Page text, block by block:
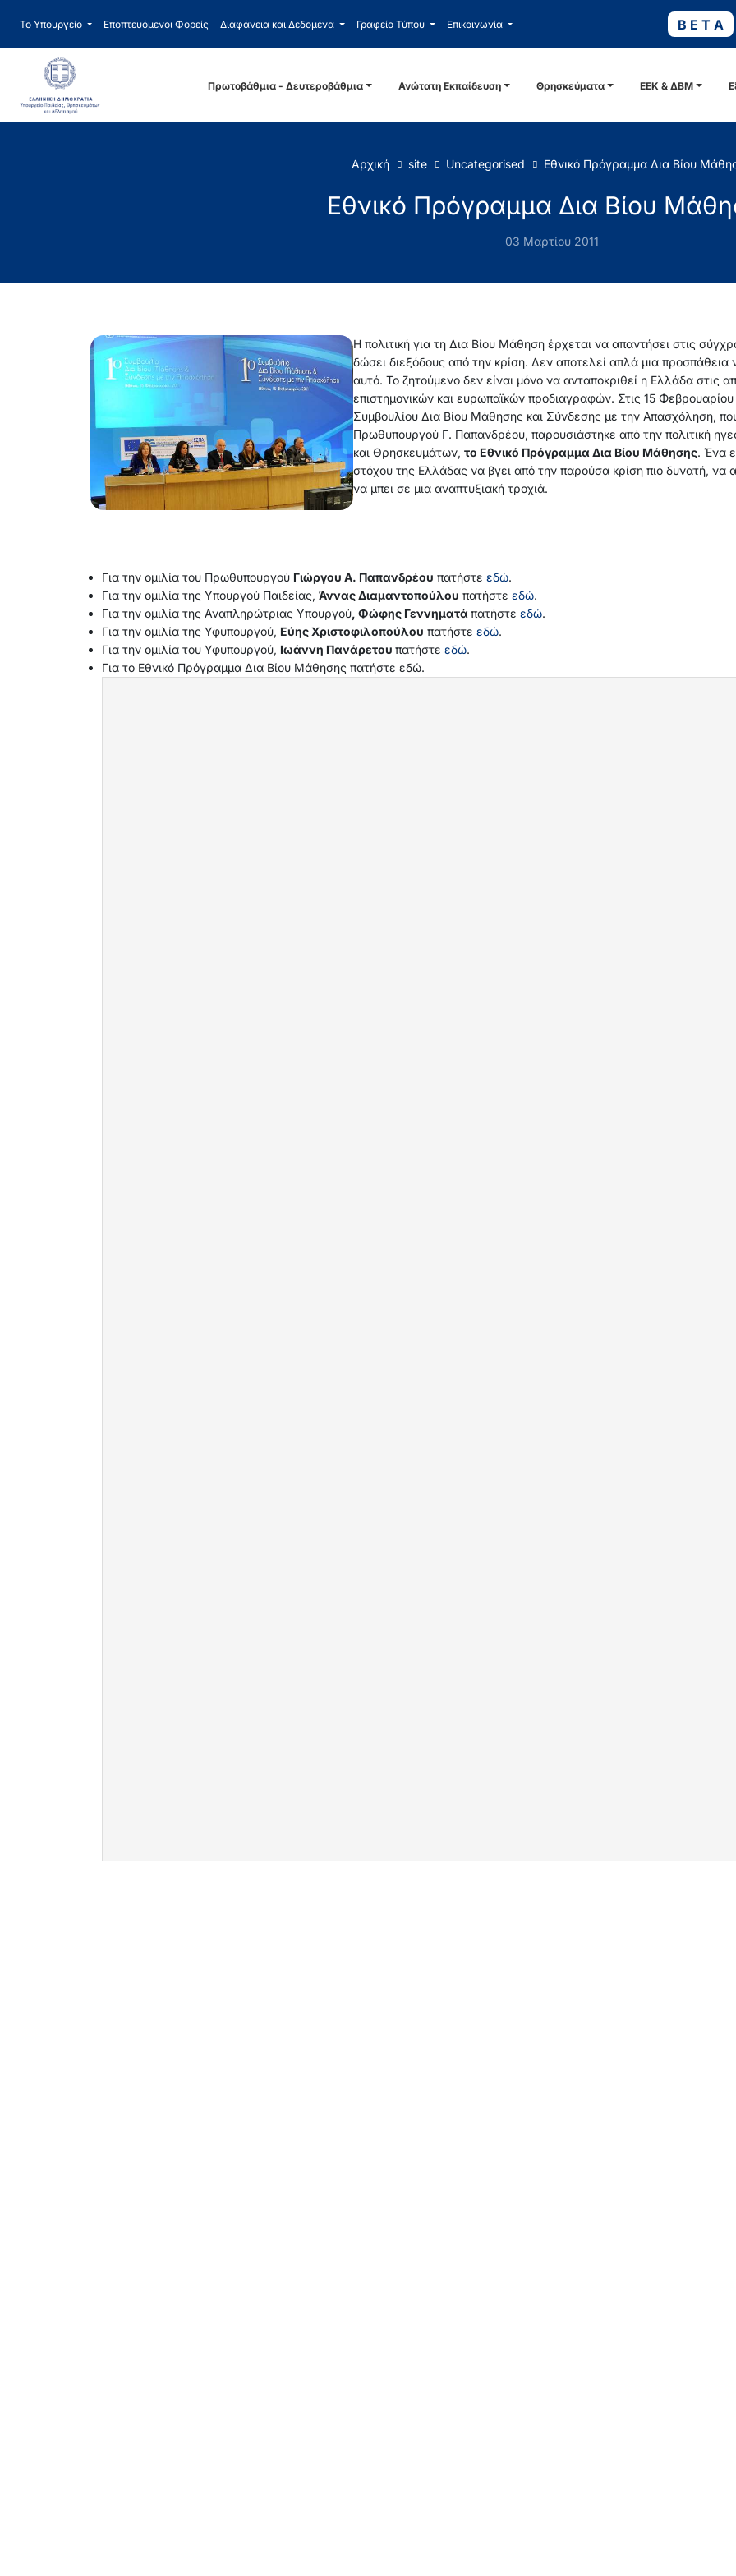
Το Υπουργείο Εποπτευόμενοι Φορείς Διαφάνεια και Δεδομένα Γραφείο Τύπου Επικοινωνία B E T A
Πρωτοβάθμια - Δευτεροβάθμια Ανώτατη Εκπαίδευση Θρησκεύματα ΕΕΚ & ΔΒΜ
Αρχική site Uncategorised Εθνικό Πρόγραμμα Δια Βίου
Εθνικό Πρόγραμμα Δια Βίου
03 Μαρτίου 2011
Η πολιτική για τη Δια Βίου Μάθηση έρχεται να απαντήσει στις
δώσει διεξόδους από την κρίση. Δεν αποτελεί απλά μια προσπάθεια
αυτό. Το ζητούμενο δεν είναι μόνο να ανταποκριθεί η Ελλάδα στις
επιστημονικών και ευρωπαϊκών προδιαγραφών. Στις 15
Συμβουλίου Δια Βίου Μάθησης και Σύνδεσης με την Απασχόληση,
Πρωθυπουργού Γ. Παπανδρέου, παρουσιάστηκε από την πολιτική
και Θρησκευμάτων, το Εθνικό Πρόγραμμα Δια Βίου Μάθησης. Ένα
στόχου της Ελλάδας να βγει από την παρούσα κρίση πιο δυνατή, να
να μπει σε μια αναπτυξιακή τροχιά.
Για την ομιλία του Πρωθυπουργού Γιώργου Α. Παπανδρέου πατήστε εδώ.
Για την ομιλία της Υπουργού Παιδείας, Άννας Διαμαντοπούλου πατήστε εδώ.
Για την ομιλία της Αναπληρώτριας Υπουργού, Φώφης Γεννηματά πατήστε εδώ.
Για την ομιλία της Υφυπουργού, Εύης Χριστοφιλοπούλου πατήστε εδώ.
Για την ομιλία του Υφυπουργού, Ιωάννη Πανάρετου πατήστε εδώ.
Για το Εθνικό Πρόγραμμα Δια Βίου Μάθησης πατήστε εδώ.